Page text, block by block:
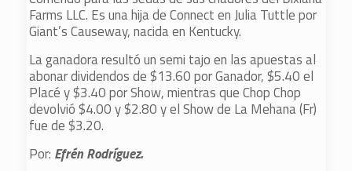
Farms LLC. Es una hija de Connect en Julia Tuttle por
Giant’s Causeway, nacida en Kentucky.
La ganadora resultó un semi tajo en las apuestas al
abonar dividendos de $13.60 por Ganador, $5.40 el
Placé y $3.40 por Show, mientras que Chop Chop
devolvió $4.00 y $2.80 y el Show de La Mehana (Fr)
fue de $3.20.
Por: Efrén Rodríguez.